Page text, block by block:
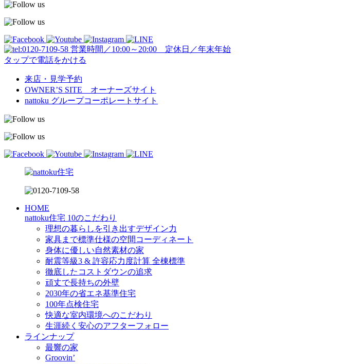
営業時間／10:00～20:00 定休日／年末年始
タップで電話をかける
来店・見学予約
OWNER’S SITE オーナーズサイト
nattoku グループコーポレートサイト
HOME
nattoku住宅 10のこだわり
理想の暮らしを引き出すデザイン力
家具まで標準仕様の空間コーディネート
身体に優しい自然素材の家
耐震等級3 & 許容応力度計算 全棟標準
徹底したコストダウンの追求
頑丈で長持ちの外壁
2030年の省エネ基準住宅
100年点検住宅
快適な室内環境へのこだわり
生涯続く安心のアフターフォロー
ラインナップ
最響の家
Groovin’